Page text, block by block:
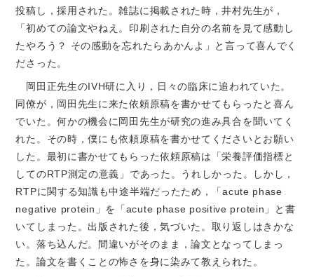
投稿し，採用された。雑誌に掲載された時，井村先生が，
「初めての論文やねえ。印刷された自分の名前を見て感動し
たやろう？ その感動を忘れたらあかんよ」と言って喜んでく
ださった。
岡田正先生のIVH研に入り，日々の臨床に追われていた。
同僚が，岡田先生に来た依頼原稿を書かせてもらったと喜ん
でいた。何かの機会に岡田先生が研究の進み具合を聞いてく
れた。その時，僕にも依頼原稿を書かせてくださいとお願い
した。最初に書かせてもらった依頼原稿は「栄養評価指標と
してのRTP測定の意義」であった。うれしかった。しかし，
RTPに関する知識も中途半端だったため，「acute phase
negative protein」を「acute phase positive protein」と書
いてしまった。出版された後，気づいた。取り返しはきかな
い。落ち込んだ。間違いがそのまま，論文となってしまっ
た。論文を書くことの怖さを身に染みて教えられた。